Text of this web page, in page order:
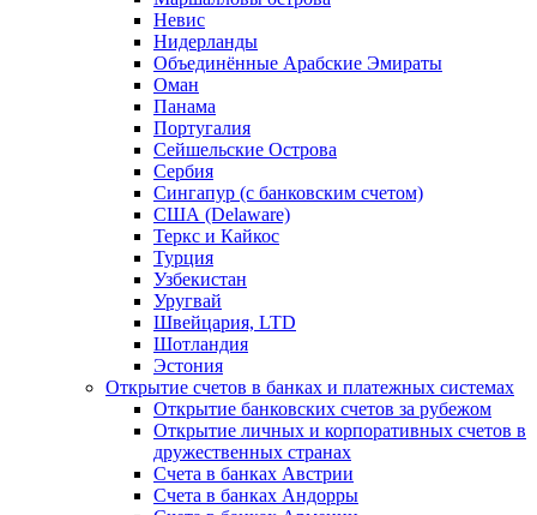
Нeвис
Нидерланды
Объединённые Арабские Эмираты
Оман
Панама
Португалия
Сейшельские Острова
Сербия
Сингапур (c банковским счетом)
США (Delaware)
Теркс и Кайкос
Турция
Узбекистан
Уругвай
Швейцария, LTD
Шотландия
Эстония
Открытие счетов в банках и платежных системах
Открытие банковских счетов за рубежом
Открытие личных и корпоративных счетов в
дружественных странах
Счета в банках Австрии
Счета в банках Андорры